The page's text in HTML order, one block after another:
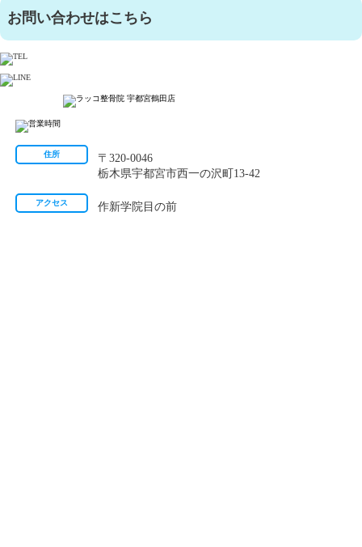
お問い合わせはこちら
住所
〒320-0046
栃木県宇都宮市西一の沢町13-42
アクセス 作新学院目の前